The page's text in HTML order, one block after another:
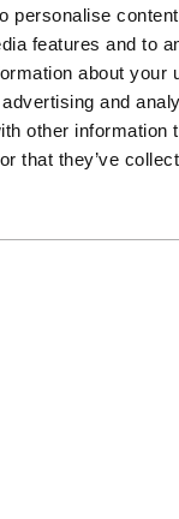
personalise
features and to
about your
and
other information
that they’ve
IFFR 2014
55'